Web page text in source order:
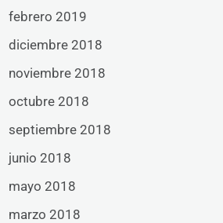
febrero 2019
diciembre 2018
noviembre 2018
octubre 2018
septiembre 2018
junio 2018
mayo 2018
marzo 2018